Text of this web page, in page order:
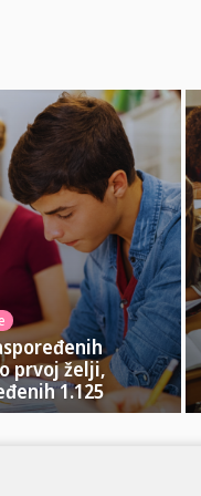
prvoj želji,
1.125